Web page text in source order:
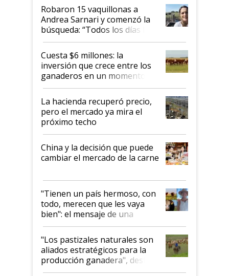
Robaron 15 vaquillonas a
Andrea Sarnari y comenzó la
búsqueda: “Todos los días le
toca a algún productor”
Cuesta $6 millones: la
inversión que crece entre los
ganaderos en un momento
histórico para la actividad
La hacienda recuperó precio,
pero el mercado ya mira el
próximo techo
China y la decisión que puede
cambiar el mercado de la carne
"Tienen un país hermoso, con
todo, merecen que les vaya
bien": el mensaje de una
ganadera uruguaya sobre las
oportunidades que se abren
para el agro en Argentina, con
foco en la carne
"Los pastizales naturales son
aliados estratégicos para la
producción ganadera", destaca
la iniciativa que ya reúne a 46